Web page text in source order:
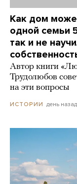
Как дом
одной семьи
так и не
Автор книги
Трудолюбов
на эти вопросы
ИСТОРИИ день назад